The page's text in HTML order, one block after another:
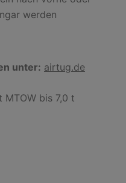
werden
unter: airtug.de
bis 7,0 t